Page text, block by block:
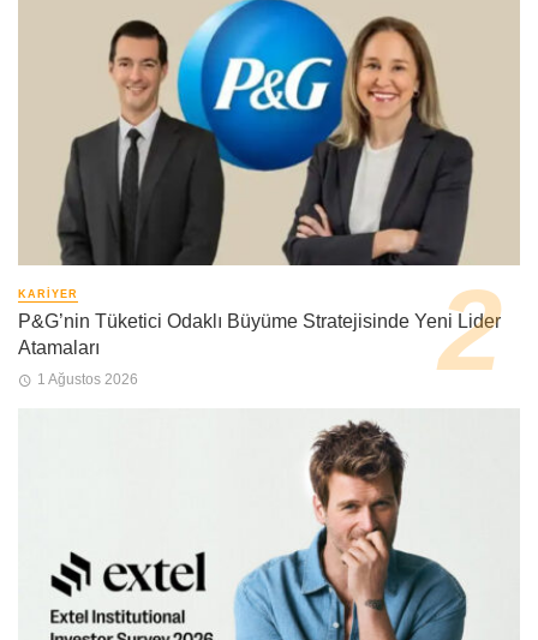
KARIYER
P&G’nin Tüketici Odaklı Büyüme Stratejisinde Yeni Lider
Atamaları
1 Ağustos 2026